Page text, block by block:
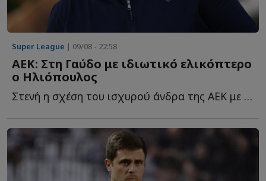
Super League | 09/08 - 22:58
ΑΕΚ: Στη Γαύδο με ιδιωτικό ελικόπτερο
ο Ηλιόπουλος
Στενή η σχέση του ισχυρού άνδρα της ΑΕΚ με το ακριτικό ν...